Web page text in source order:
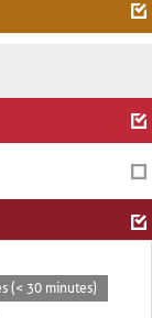
(< 30 minutes)